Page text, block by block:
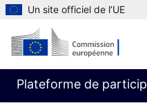
Un site officiel de l’UE
Plateforme de